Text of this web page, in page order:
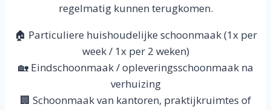
regelmatig kunnen terugkomen.
🏠 Particuliere huishoudelijke schoonmaak (1x per
week / 1x per 2 weken)
🏡 Eindschoonmaak / opleveringsschoonmaak na
verhuizing
🏢 Schoonmaak van kantoren, praktijkruimtes of